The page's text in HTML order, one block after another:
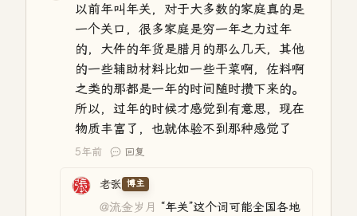
以前年叫年关，对于大多数的家庭真的是
一个关口，很多家庭是穷一年之力过年
的，大件的年货是腊月的那么几天，其他
的一些辅助材料比如一些干菜啊，佐料啊
之类的那都是一年的时间随时攒下来的。
所以，过年的时候才感觉到有意思，现在
物质丰富了，也就体验不到那种感觉了
5年前 回复
老张 博主
@流金岁月 “年关”这个词可能全国各地